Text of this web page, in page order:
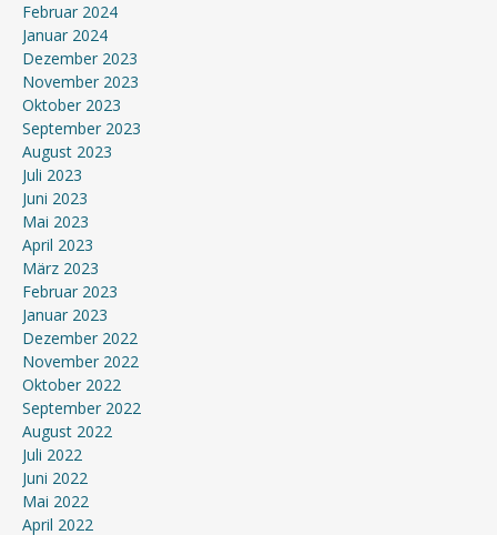
Februar 2024
Januar 2024
Dezember 2023
November 2023
Oktober 2023
September 2023
August 2023
Juli 2023
Juni 2023
Mai 2023
April 2023
März 2023
Februar 2023
Januar 2023
Dezember 2022
November 2022
Oktober 2022
September 2022
August 2022
Juli 2022
Juni 2022
Mai 2022
April 2022